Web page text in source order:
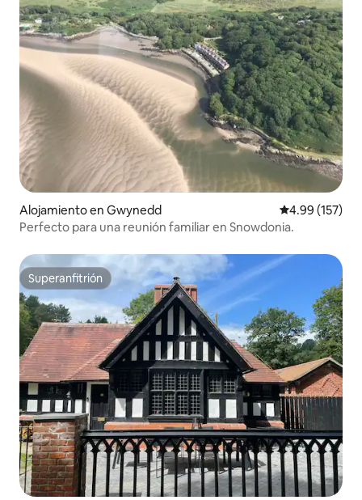
Alojamiento en Gwynedd Calificación
4.99 (157)
Perfecto para una reunión familiar en Snowdonia.
Superanfitrión
Superanfitrión